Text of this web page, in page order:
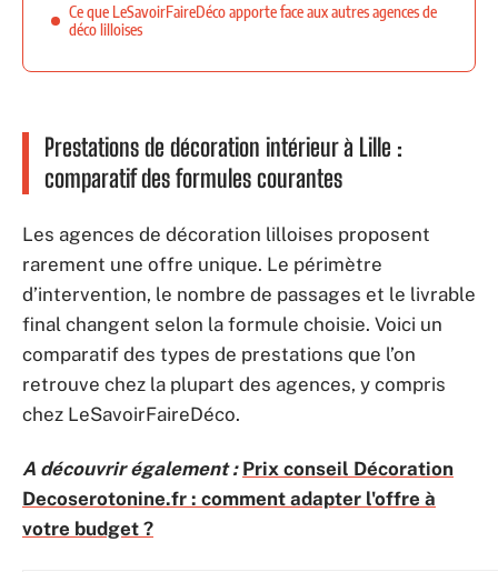
Ce que LeSavoirFaireDéco apporte face aux autres agences de
déco lilloises
Prestations de décoration intérieur à Lille :
comparatif des formules courantes
Les agences de décoration lilloises proposent
rarement une offre unique. Le périmètre
d’intervention, le nombre de passages et le livrable
final changent selon la formule choisie. Voici un
comparatif des types de prestations que l’on
retrouve chez la plupart des agences, y compris
chez LeSavoirFaireDéco.
A découvrir également : Prix conseil Décoration
Decoserotonine.fr : comment adapter l'offre à
votre budget ?